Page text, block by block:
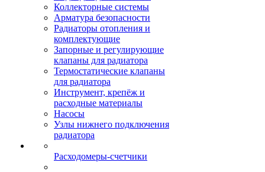
Коллекторные системы
Арматура безопасности
Радиаторы отопления и
комплектующие
Запорные и регулирующие
клапаны для радиатора
Термостатические клапаны
для радиатора
Инструмент, крепёж и
расходные материалы
Насосы
Узлы нижнего подключения
радиатора
Расходомеры-счетчики